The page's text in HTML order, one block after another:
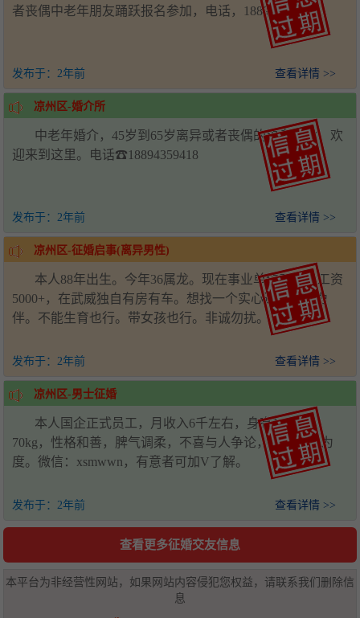
者丧偶中老年朋友踊跃报名参加，电话，18894359418
发布于： 2年前 查看详情 >>
凉州区-婚介所
中老年婚介，45岁到65岁离异或者丧偶的单身男女，欢
迎来到这里。电话☎18894359418
发布于： 2年前 查看详情 >>
凉州区-征婚启事(离异男性)
本人88年出生。今年36属龙。现在事业单位工作。工资
5000+，在武威独自有房有车。想找一个实心过日子的为
伴。不能生育也行。带女孩也行。非诚勿扰。
发布于： 2年前 查看详情 >>
凉州区-男士征婚
本人国企正式员工，月收入6千左右，身高1.77米，
70kg，性格和善，脾气调柔，不喜与人争论，遇事忍让为
度。微信：xsmwwn，有意者可加V了解。
发布于： 2年前 查看详情 >>
查看更多征婚交友信息
本平台为非经营性网站，如果网站内容侵犯您权益，请联系我们删除信
息